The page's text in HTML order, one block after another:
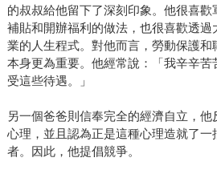
的叔叔給他留下了深刻印象。他很喜
補貼和開辦福利的做法，也很喜歡透
業的人生程式。對他而言，勞動保護和
本身更為重要。他經常說：「我辛辛
受這些待遇。」
另一個爸爸則信奉完全的經濟自立，
心理，並且認為正是這種心理造就了一
者。因此，他提倡競爭。